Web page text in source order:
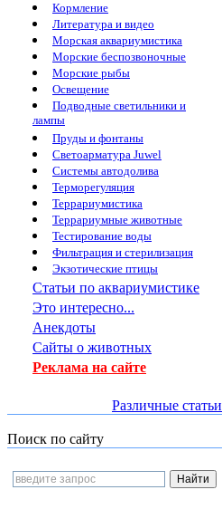
Кормление
Литература и видео
Морская аквариумистика
Морские беспозвоночные
Морские рыбы
Освещение
Подводные светильники и
лампы
Пруды и фонтаны
Светоарматура Juwel
Системы автодолива
Терморегуляция
Террариумистика
Террариумные животные
Тестирование воды
Фильтрация и стерилизация
Экзотические птицы
Статьи по аквариумистике
Это интересно...
Анекдоты
Сайты о животных
Реклама на сайте
Различные статьи
Поиск по сайту